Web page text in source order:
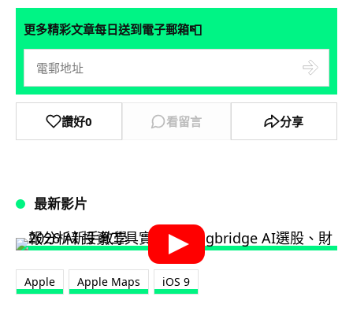
更多精彩文章每日送到電子郵箱📮
讚好0 看留言 分享
最新影片
Apple Apple Maps iOS 9